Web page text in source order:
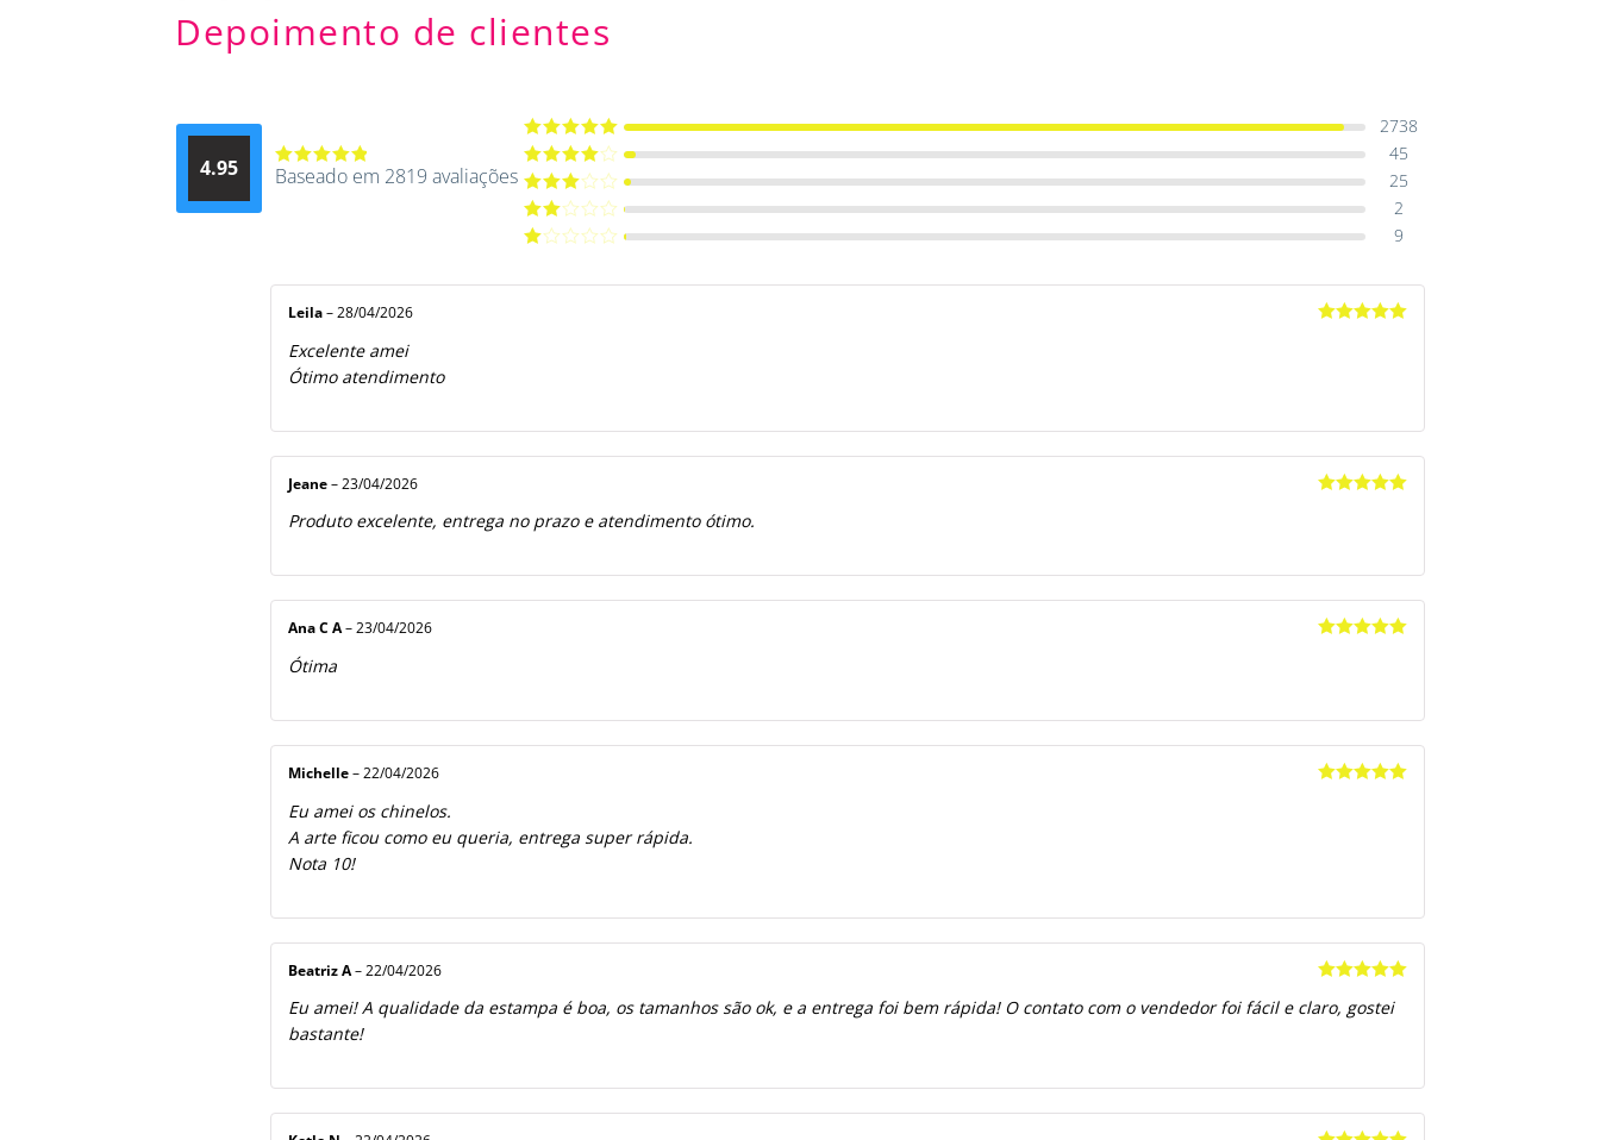
Depoimento de clientes
4.95
Avaliação
Baseado em 2819 avaliações
Avaliação5
2738
Avaliação
45
Avaliação
25
Avaliação
2
9
Leila – 28/04/2026
Excelente amei
Ótimo atendimento
Jeane – 23/04/2026
Produto excelente, entrega no prazo e atendimento ótimo.
Ana C A– 23/04/2026
Ótima
Michelle – 22/04/2026
Eu amei os chinelos.
A arte ficou como eu queria, entrega super rápida.
Nota 10!
de 5
Beatriz A – 22/04/2026
Eu amei! A qualidade da estampa é boa, os tamanhos são ok, e a entrega foi bem rápida! O contato com o vendedor foi fácil e claro, gostei
bastante!